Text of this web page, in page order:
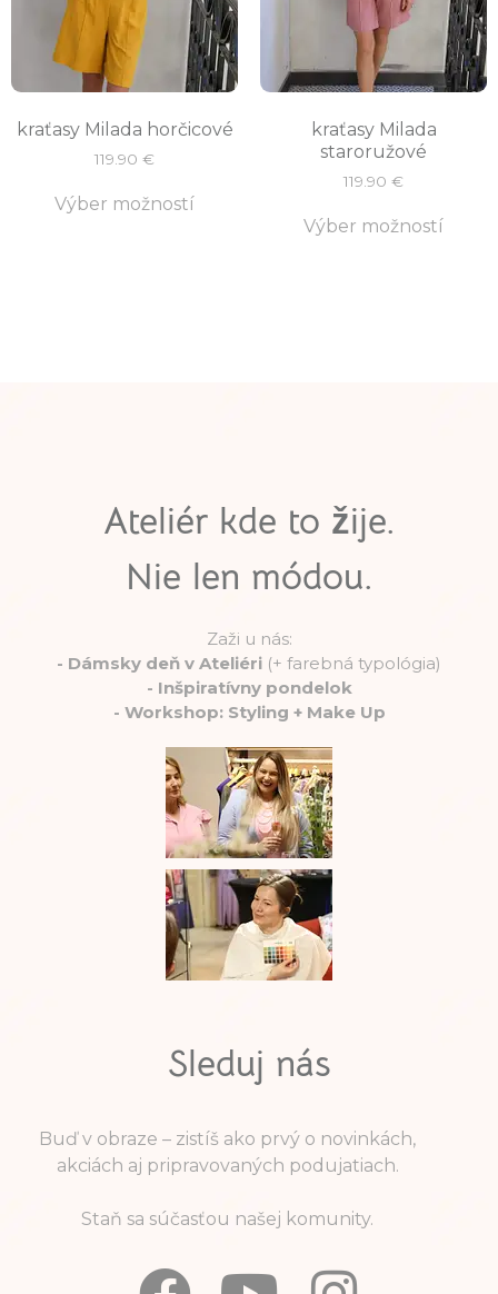
kraťasy Milada horčicové
119.90 €
Výber možností
kraťasy Milada
staroružové
119.90 €
Výber možností
Ateliér kde to žije.
Nie len módou.
Zaži u nás:
- Dámsky deň v Ateliéri (+ farebná typológia)
- Inšpiratívny pondelok
- Workshop: Styling + Make Up
Sleduj nás
Buď v obraze – zistíš ako prvý o novinkách,
akciách aj pripravovaných podujatiach.
Staň sa súčasťou našej komunity.